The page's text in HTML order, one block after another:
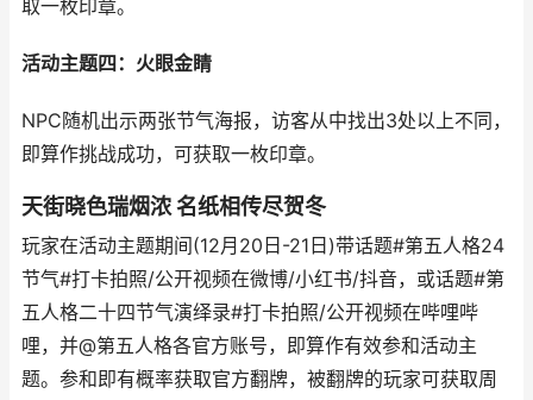
取一枚印章。
活动主题四：火眼金睛
NPC随机出示两张节气海报，访客从中找出3处以上不同，
即算作挑战成功，可获取一枚印章。
天街晓色瑞烟浓 名纸相传尽贺冬
玩家在活动主题期间(12月20日-21日)带话题#第五人格24
节气#打卡拍照/公开视频在微博/小红书/抖音，或话题#第
五人格二十四节气演绎录#打卡拍照/公开视频在哔哩哔
哩，并@第五人格各官方账号，即算作有效参和活动主
题。参和即有概率获取官方翻牌，被翻牌的玩家可获取周